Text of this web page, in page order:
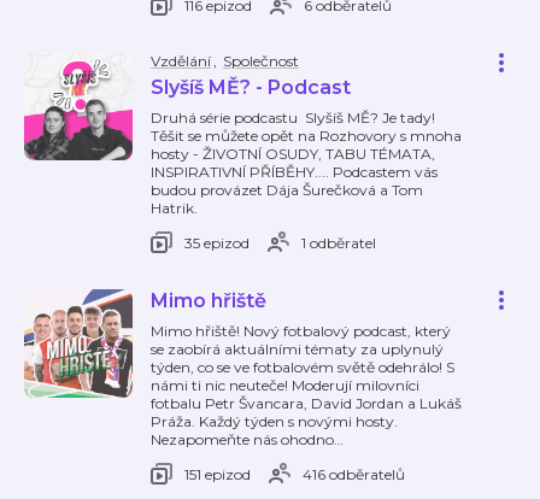
116 epizod
6 odběratelů
Vzdělání, Společnost
Slyšíš MĚ? - Podcast
Druhá série podcastu Slyšíš MĚ? Je tady!
Těšit se můžete opět na Rozhovory s mnoha
hosty - ŽIVOTNÍ OSUDY, TABU TÉMATA,
INSPIRATIVNÍ PŘÍBĚHY.... Podcastem vás
budou provázet Dája Šurečková a Tom
Hatrik.
35 epizod
1 odběratel
Mimo hřiště
Mimo hřiště! Nový fotbalový podcast, který
se zaobírá aktuálními tématy za uplynulý
týden, co se ve fotbalovém světě odehrálo! S
námi ti nic neuteče! Moderují milovníci
fotbalu Petr Švancara, David Jordan a Lukáš
Práža. Každý týden s novými hosty.
Nezapomeňte nás ohodno…
151 epizod
416 odběratelů